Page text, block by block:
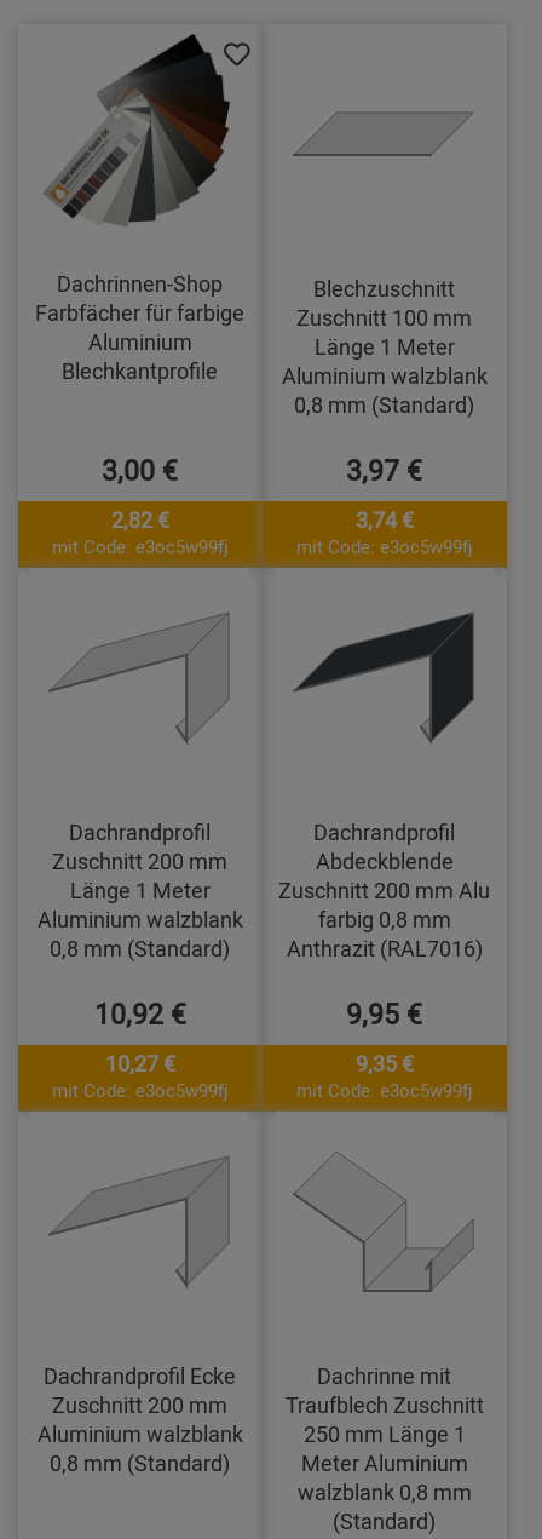
Dachrinnen-Shop
Farbfächer für farbige
Aluminium
Blechkantprofile
3,00 €
2,82 €
mit Code: e3oc5w99fj
Blechzuschnitt
Zuschnitt 100 mm
Länge 1 Meter
Aluminium walzblank
0,8 mm (Standard)
3,97 €
3,74 €
mit Code: e3oc5w99fj
Dachrandprofil
Zuschnitt 200 mm
Länge 1 Meter
Aluminium walzblank
0,8 mm (Standard)
10,92 €
10,27 €
mit Code: e3oc5w99fj
Dachrandprofil
Abdeckblende
Zuschnitt 200 mm Alu
farbig 0,8 mm
Anthrazit (RAL7016)
9,95 €
9,35 €
mit Code: e3oc5w99fj
Dachrandprofil Ecke
Zuschnitt 200 mm
Aluminium walzblank
0,8 mm (Standard)
Dachrinne mit
Traufblech Zuschnitt
250 mm Länge 1
Meter Aluminium
walzblank 0,8 mm
(Standard)